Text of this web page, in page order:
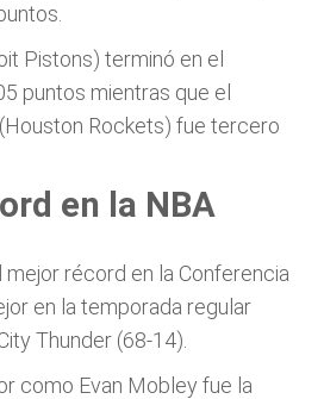
Pistons) terminó en el
puntos mientras que el
Rockets) fue tercero
en la NBA
mejor récord en la Conferencia
en la temporada regular
Thunder (68-14).
como Evan Mobley fue la